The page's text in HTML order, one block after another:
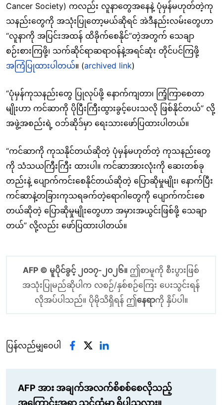
Cancer Society) ကလည်း လူနာတွေအနေနဲ့ ပုံမှန်မဟုတ်တဲ့ကု
သနည်းတွေကို အသုံးပြုတော့မယ်ဆိုရင် အဲဒီနည်းလမ်းတွေဟာ
“လူနာကို အပြင်းအထန် ထိခိုက်စေနိုင်”တဲ့အတွက် သေချာ
စဉ်းစားကြဖို့၊ သက်ဆိုင်ရာဆရာဝန်နဲ့အရင်ဆုံး တိုင်ပင်ကြဖို့
အကြံပြုထားပါတယ်။ (archived link)
“ပုံမှန်ကုသနည်းတွေ ပြုလုပ်ဖို့ နောက်ကျတာ၊ ကြံ့ကြာစေတာ
မျိုးဟာ ကင်ဆာကို ပိုပြီးကြီးထွားခွင့်ပေးသလို ဖြစ်နိုင်တယ်” လို့
အဖွဲ့အစည်းရဲ့ ဝဘ်ဆိုဒ်မှာ ရေးသားဖော်ပြထားပါတယ်။
“ကင်ဆာကို ကုသနိုင်တယ်ဆိုတဲ့ ပုံမှန်မဟုတ်တဲ့ ကုသနည်းတွေ
ကို သံသယကြီးကြီး ထားပါ။ ကင်ဆာအားလုံးကို ဆေးတစ်ခု
တည်းနဲ့ ပျောက်ကင်းစေနိုင်တယ်ဆိုတဲ့ ပြောဆိုမှုမျိုး၊ နောက်ပြီး
ကင်ဆာနဲ့တခြားကုသရခက်တဲ့ရောဂါတွေကို ပျောက်ကင်းစေ
တယ်ဆိုတဲ့ ပြောဆိုမှုမျိုးတွေဟာ အမှားအယွင်းဖြစ်ဖို့ သေချာ
တယ်” လို့လည်း ဖော်ပြထားပါတယ်။
AFP © မူပိုင်ခွင့် ၂၀၁၇-၂၀၂၆။ ဤစာမူကို စီးပွားဖြစ်
အသုံးပြုမည်ဆိုပါက လစဉ်/နှစ်စဉ်ကြေး ပေးသွင်းရန်
လိုအပ်ပါသည်။ ပိုမိုသိရှိရန် ဤနေရာကို နှိပ်ပါ။
ပြန်လည်မျှဝေပါ
AFP အား အချက်အလက်စိစစ်စေလိုသည့်
အကြောင်းအရာ သင့်ထံမှာ ရှိပါသလား။